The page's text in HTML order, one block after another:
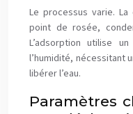
Le processus varie.
point de rosée,
L’adsorption utilise
l’humidité, nécessitant
libérer l’eau.
Paramètres